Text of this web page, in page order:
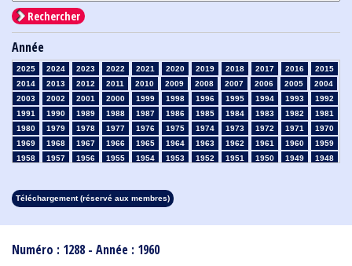
Numéro : 1288 - Année : 1960
Rechercher
Année
2025 2024 2023 2022 2021 2020 2019 2018 2017 2016
2015
2014
2013 2012 2011 2010 2009 2008 2007 2006 2005
2004
2003
2002 2001 2000 1999 1998 1996 1995 1994 1993
1992
1991
1990 1989 1988 1987 1986 1985 1984 1983 1982
1981
1980
1979 1978 1977 1976 1975 1974 1973 1972 1971
1970
1969
1968 1967 1966 1965 1964 1963 1962 1961 1960
1959
1958
1957 1956 1955 1954 1953 1952 1951 1950 1949
1948
1913
1912 1911 1910 1909 1908
Téléchargement (réservé aux membres)